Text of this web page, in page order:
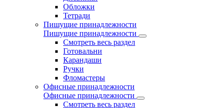
Обложки
Тетради
Пишущие принадлежности
Пишущие принадлежности
Смотреть весь раздел
Готовальни
Карандаши
Ручки
Фломастеры
Офисные принадлежности
Офисные принадлежности
Смотреть весь раздел